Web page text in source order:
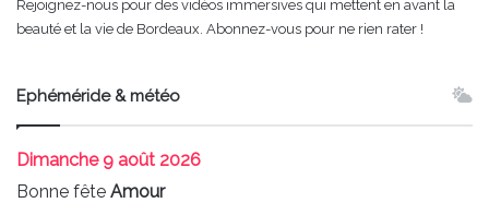
Rejoignez-nous pour des vidéos immersives qui mettent en avant la
beauté et la vie de Bordeaux. Abonnez-vous pour ne rien rater !
Ephéméride & météo
Dimanche9 août 2026
Bonne fête Amour